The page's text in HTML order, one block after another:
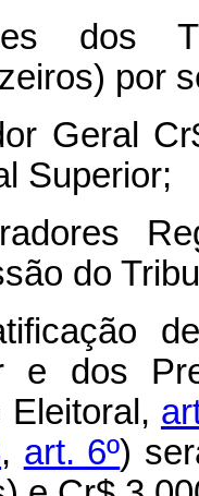
dos
por
Geral
Superior;
do
e dos
Eleitoral,
, art. 6º)